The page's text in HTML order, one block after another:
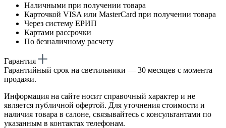
Наличными при получении товара
Карточкой VISA или MasterCard при получении товара
Через систему ЕРИП
Картами рассрочки
По безналичному расчету
Гарантия
Гарантийный срок на светильники — 30 месяцев с момента
продажи.
Информация на сайте носит справочный характер и не
является публичной офертой. Для уточнения стоимости и
наличия товара в салоне, связывайтесь с консультантами по
указанным в контактах телефонам.